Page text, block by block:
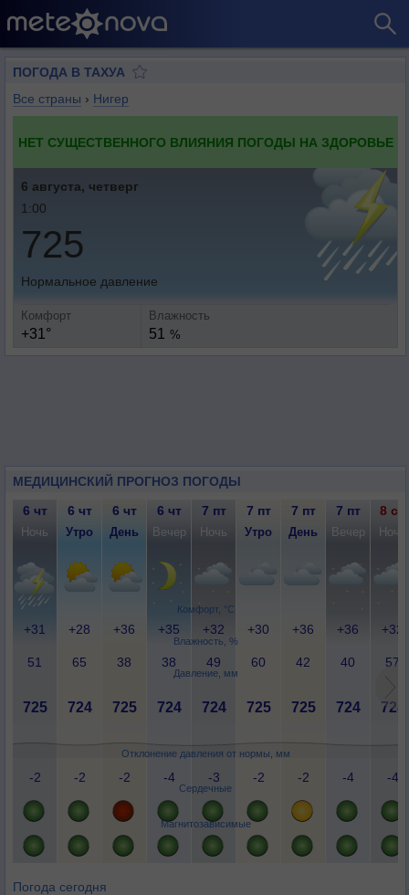
ПОГОДА В ТАХУА
Все страны › Нигер
НЕТ СУЩЕСТВЕННОГО ВЛИЯНИЯ ПОГОДЫ НА ЗДОРОВЬЕ
6 августа, четверг
1:00
725
Нормальное давление
Комфорт
+31°
Влажность
51 %
МЕДИЦИНСКИЙ ПРОГНОЗ ПОГОДЫ
Комфорт, °C
Влажность, %
Давление, мм
Отклонение давления от нормы, мм
Сердечные
Магнитозависимые
6 чт 6 чт 6 чт 6 чт 7 пт 7 пт 7 пт 7 пт 8 сб
Ночь Утро День Вечер Ночь Утро День Вечер Ночь
+31 +28 +36 +35 +32 +30 +36 +36 +32
51 65 38 38 49 60 42 40 57
725 724 725 724 724 725 725 724 724
-2 -2 -2 -4 -3 -2 -2 -4 -4
Погода сегодня